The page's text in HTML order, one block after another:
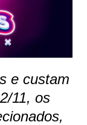
e custam
11, os